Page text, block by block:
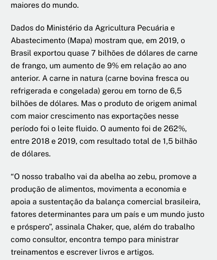
maiores do mundo.
Dados do Ministério da Agricultura Pecuária e
Abastecimento (Mapa) mostram que, em 2019, o
Brasil exportou quase 7 bilhões de dólares de carne
de frango, um aumento de 9% em relação ao ano
anterior. A carne in natura (carne bovina fresca ou
refrigerada e congelada) gerou em torno de 6,5
bilhões de dólares. Mas o produto de origem animal
com maior crescimento nas exportações nesse
período foi o leite fluido. O aumento foi de 262%,
entre 2018 e 2019, com resultado total de 1,5 bilhão
de dólares.
“O nosso trabalho vai da abelha ao zebu, promove a
produção de alimentos, movimenta a economia e
apoia a sustentação da balança comercial brasileira,
fatores determinantes para um país e um mundo justo
e próspero”, assinala Chaker, que, além do trabalho
como consultor, encontra tempo para ministrar
treinamentos e escrever livros e artigos.